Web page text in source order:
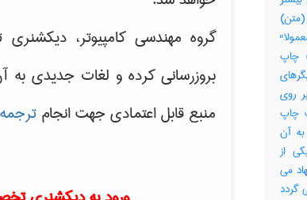
15 صفحه ) معمولا"
چاپ
روی
چاپ
آن
از
می
گردد
گروه مهندسی کامپیوتر،
بروزرسانی کرده و لغات جدیدی به
منبع قابل اعتمادی جهت انجام